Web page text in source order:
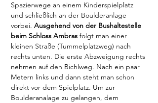
Spazierwege an einem Kinderspielplatz
und schließlich an der Boulderanlage
vorbei. Ausgehend von der Bushaltestelle
beim Schloss Ambras folgt man einer
kleinen Straße (Tummelplatzweg) nach
rechts unten. Die erste Abzweigung rechts
nehmen auf den Bichlweg. Nach ein paar
Metern links und dann steht man schon
direkt vor dem Spielplatz. Um zur
Boulderanalage zu gelangen, dem